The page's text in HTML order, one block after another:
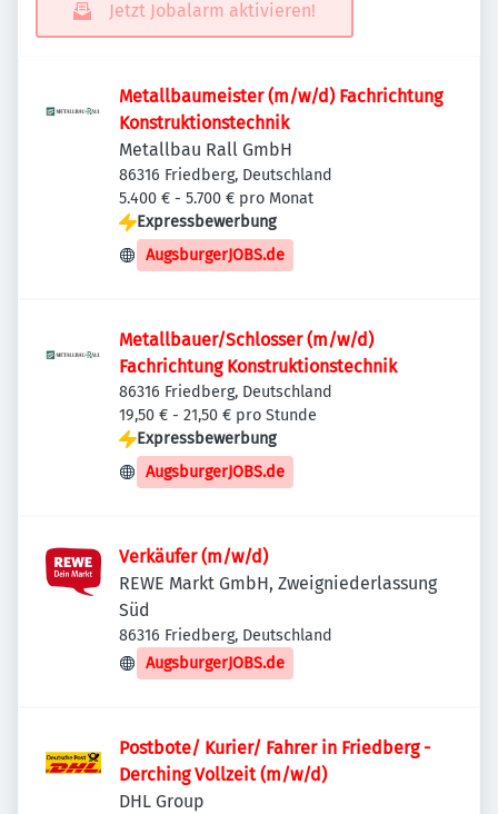
Jetzt Jobalarm aktivieren!
Metallbaumeister (m/w/d) Fachrichtung
Konstruktionstechnik
Metallbau Rall GmbH
86316 Friedberg, Deutschland
5.400 € - 5.700 € pro Monat
Expressbewerbung
AugsburgerJOBS.de
Metallbauer/Schlosser (m/w/d)
Fachrichtung Konstruktionstechnik
86316 Friedberg, Deutschland
19,50 € - 21,50 € pro Stunde
Expressbewerbung
AugsburgerJOBS.de
Verkäufer (m/w/d)
REWE Markt GmbH, Zweigniederlassung
Süd
86316 Friedberg, Deutschland
AugsburgerJOBS.de
Postbote/ Kurier/ Fahrer in Friedberg -
Derching Vollzeit (m/w/d)
DHL Group